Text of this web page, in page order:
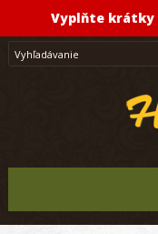
Vyplňte krátky